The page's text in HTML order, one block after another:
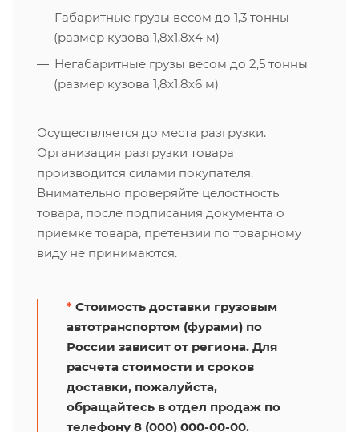
Габаритные грузы весом до 1,3 тонны
(размер кузова 1,8х1,8х4 м)
Негабаритные грузы весом до 2,5 тонны
(размер кузова 1,8х1,8х6 м)
Осуществляется до места разгрузки.
Организация разгрузки товара
производится силами покупателя.
Внимательно проверяйте целостность
товара, после подписания документа о
приемке товара, претензии по товарному
виду не принимаются.
* Стоимость доставки грузовым
автотранспортом (фурами) по
России зависит от региона. Для
расчета стоимости и сроков
доставки, пожалуйста,
обращайтесь в отдел продаж по
телефону 8 (000) 000-00-00.